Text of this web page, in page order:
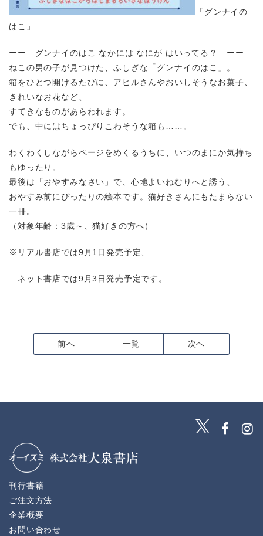
「グンナイの
はこ」
ーー グンナイのはこ なかには なにが はいってる？ ーー
ねこの男の子が見つけた、ふしぎな「グンナイのはこ」。
箱をひとつ開けるたびに、アヒルさんやおいしそうなお菓子、
きれいなお花など、
すてきなものがあらわれます。
でも、中にはちょっぴりこわそうな箱も……。
わくわくしながらページをめくるうちに、いつのまにか気持ち
もゆったり。
最後は「おやすみなさい」で、心地よいねむりへと誘う、
おやすみ前にぴったりの絵本です。猫好きさんにもたまらない
一冊。
（対象年齢：3歳～、猫好きの方へ）
※リアル書店では9月1日発売予定、
ネット書店では9月3日発売予定です。
前へ 一覧 次へ
刊行書籍
ご注文方法
企業概要
お問い合わせ